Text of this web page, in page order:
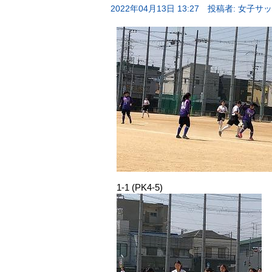
2022年04月13日 13:27 投稿者: 女子サ
1-1 (PK4-5)